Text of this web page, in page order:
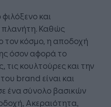
και
πλανήτη. Καθώς
τον κόσμο, η αποδοχή
όσον αφορά το
κουλτούρες και την
brand είναι και
ένα σύνολο βασικών
Ακεραιότητα,